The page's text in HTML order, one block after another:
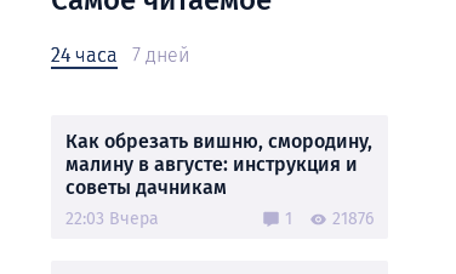
24 часа 7 дней
Как обрезать вишню, смородину,
малину в августе: инструкция и
советы дачникам
22:03 Вчера 1 21876